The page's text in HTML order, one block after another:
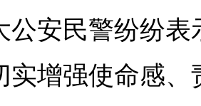
公安民警纷纷
实增强使命感